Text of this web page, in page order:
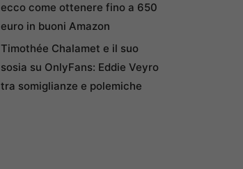
ecco come ottenere fino a 650
euro in buoni Amazon
Timothée Chalamet e il suo
sosia su OnlyFans: Eddie Veyro
tra somiglianze e polemiche